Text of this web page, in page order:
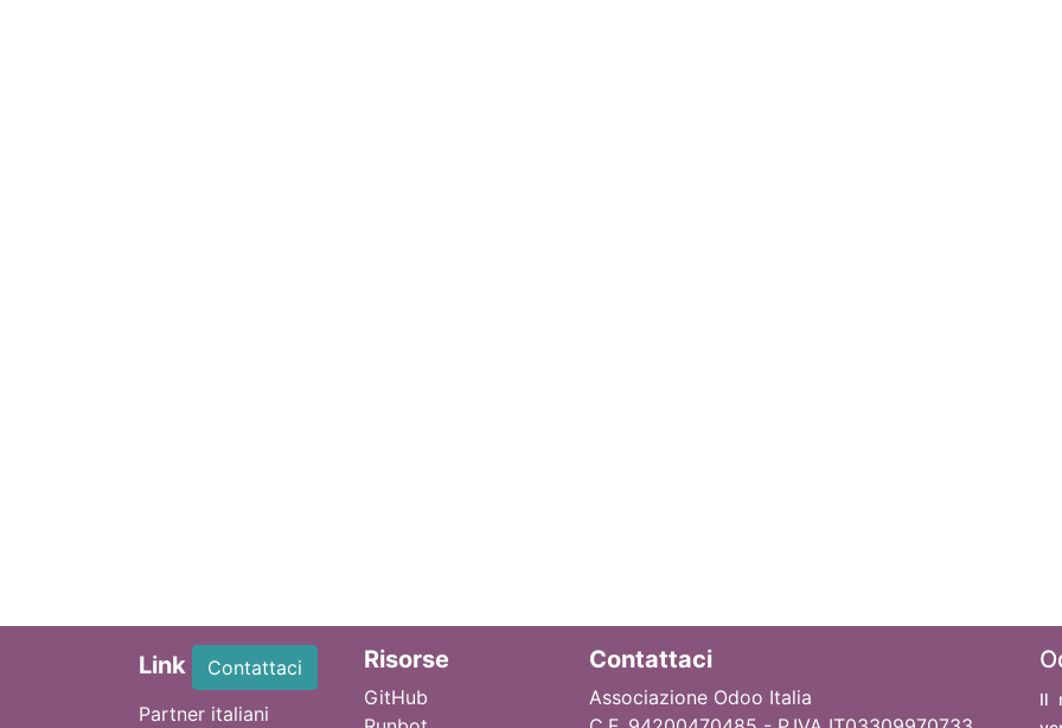
Link
Contattaci
Partner italiani
Risorse
GitHub
Contattaci
Associazione Odoo Italia
Il